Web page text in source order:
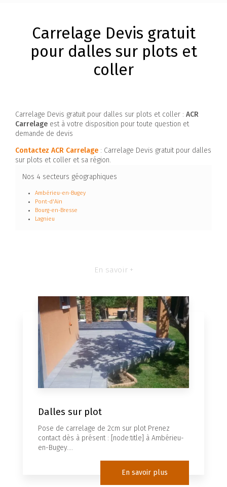
Carrelage Devis gratuit
pour dalles sur plots et
coller
Carrelage Devis gratuit pour dalles sur plots et coller : ACR
Carrelage est à votre disposition pour toute question et
demande de devis
Contactez ACR Carrelage : Carrelage Devis gratuit pour dalles
sur plots et coller et sa région.
Nos 4 secteurs géographiques
Ambérieu-en-Bugey
Pont-d'Ain
Bourg-en-Bresse
Lagnieu
En savoir +
Dalles sur plot
Pose de carrelage de 2cm sur plot Prenez
contact dès à présent : [node:title] à Ambérieu-
en-Bugey....
En savoir plus